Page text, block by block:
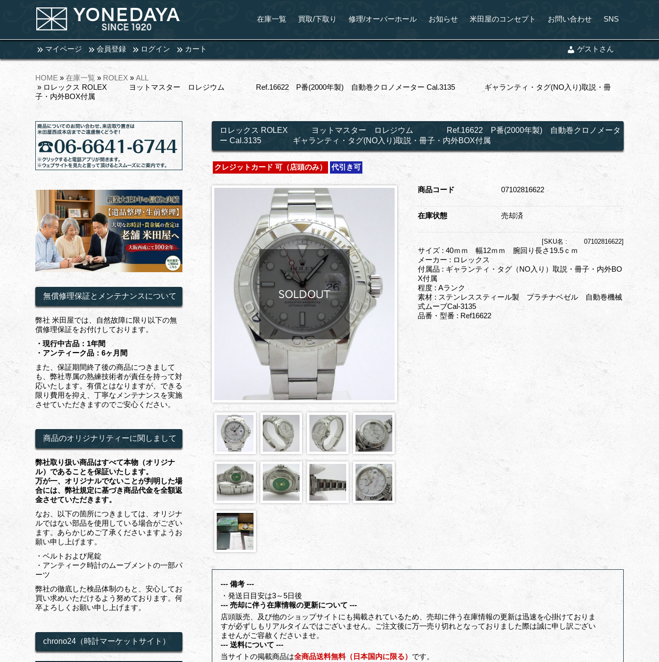
在庫一覧 買取/下取り 修理/オーバーホール お知らせ 米田屋のコンセプト お問い合わせ SNS
マイページ 会員登録 ログイン カート ゲストさん
HOME » 在庫一覧 » ROLEX » ALL
» ロレックス ROLEX ヨットマスター ロレジウム Ref.16622 P番(2000年製) 自動巻クロノメーター Cal.3135 ギャランティ・タグ(NO入り)取説・冊
子・内外BOX付属
ロレックス ROLEX ヨットマスター ロレジウム Ref.16622 P番(2000年製) 自動巻クロノメータ
ー Cal.3135 ギャランティ・タグ(NO入り)取説・冊子・内外BOX付属
クレジットカード 可（店頭のみ） 代引き可
商品コード 07102816622
在庫状態 売却済
[SKU名 : 07102816622]
サイズ : 40ｍｍ 幅12ｍｍ 腕回り長さ19.5ｃｍ
メーカー : ロレックス
付属品 : ギャランティ・タグ（NO入り）取説・冊子・内外BO
X付属
程度 : Aランク
素材 : ステンレススティール製 プラチナベゼル 自動巻機械
式ムーブCal-3135
品番・型番 : Ref16622
--- 備考 ---
・発送日目安は3～5日後
--- 売却に伴う在庫情報の更新について ---
店頭販売、及び他のショップサイトにも掲載されているため、売却に伴う在庫情報の更新は迅速を心掛けておりま
すが必ずしもリアルタイムではございません。ご注文後に万一売り切れとなっておりました際は誠に申し訳ござい
ませんがご容赦くださいませ。
--- 送料について ---
当サイトの掲載商品は全商品送料無料（日本国内に限る） です。
無償修理保証とメンテナンスについて
弊社 米田屋では、自然故障に限り以下の無
償修理保証をお付けしております。
・現行中古品：1年間
・アンティーク品：6ヶ月間
また、保証期間終了後の商品につきまして
も、弊社専属の熟練技術者が責任を持って対
応いたします。有償とはなりますが、できる
限り費用を抑え、丁寧なメンテナンスを実施
させていただきますのでご安心ください。
商品のオリジナリティーに関しまして
弊社取り扱い商品はすべて本物（オリジナ
ル）であることを保証いたします。
万が一、オリジナルでないことが判明した場
合には、弊社規定に基づき商品代金を全額返
金させていただきます。
なお、以下の箇所につきましては、オリジナ
ルではない部品を使用している場合がござい
ます。あらかじめご了承くださいますようお
願い申し上げます。
・ベルトおよび尾錠
・アンティーク時計のムーブメントの一部パ
ーツ
弊社の徹底した検品体制のもと、安心してお
買い求めいただけるよう努めております。何
卒よろしくお願い申し上げます。
chrono24（時計マーケットサイト）